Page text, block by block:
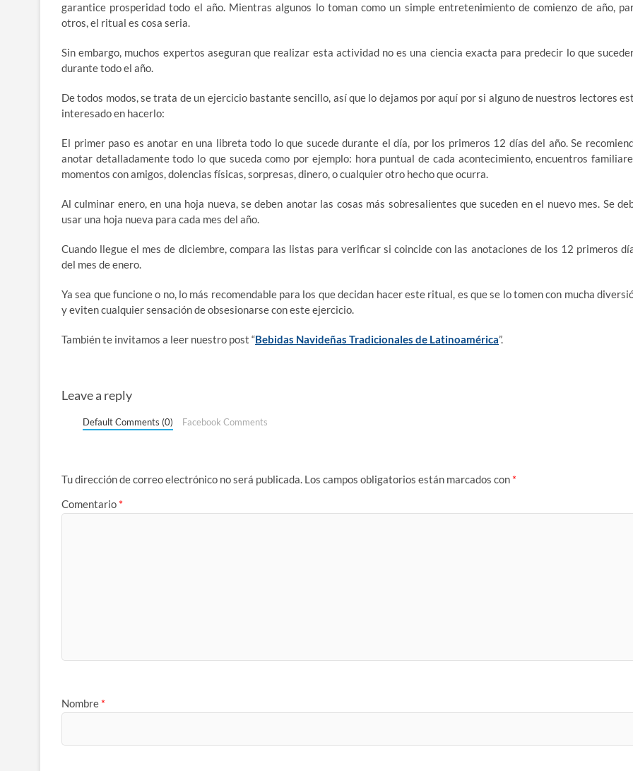
garantice prosperidad todo el año. Mientras algunos lo toman como un simple entretenimiento de comienzo de año,
otros, el ritual es cosa seria.
Sin embargo, muchos expertos aseguran que realizar esta actividad no es una ciencia exacta para predecir lo que
durante todo el año.
De todos modos, se trata de un ejercicio bastante sencillo, así que lo dejamos por aquí por si alguno de nuestros lectores
interesado en hacerlo:
El primer paso es anotar en una libreta todo lo que sucede durante el día, por los primeros 12 días del año. Se
anotar detalladamente todo lo que suceda como por ejemplo: hora puntual de cada acontecimiento, encuentros
momentos con amigos, dolencias físicas, sorpresas, dinero, o cualquier otro hecho que ocurra.
Al culminar enero, en una hoja nueva, se deben anotar las cosas más sobresalientes que suceden en el nuevo mes. Se
usar una hoja nueva para cada mes del año.
Cuando llegue el mes de diciembre, compara las listas para verificar si coincide con las anotaciones de los 12 primeros
del mes de enero.
Ya sea que funcione o no, lo más recomendable para los que decidan hacer este ritual, es que se lo tomen con mucha
y eviten cualquier sensación de obsesionarse con este ejercicio.
También te invitamos a leer nuestro post “Bebidas Navideñas Tradicionales de Latinoamérica”.
Leave a reply
Default Comments (0) Facebook Comments
Tu dirección de correo electrónico no será publicada. Los campos obligatorios están marcados con *
Comentario *
Nombre *